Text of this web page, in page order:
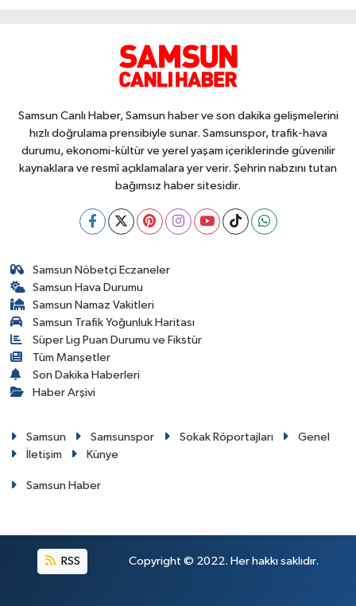
Samsun Canlı Haber, Samsun haber ve son dakika gelişmelerini
hızlı doğrulama prensibiyle sunar. Samsunspor, trafik-hava
durumu, ekonomi-kültür ve yerel yaşam içeriklerinde güvenilir
kaynaklara ve resmî açıklamalara yer verir. Şehrin nabzını tutan
bağımsız haber sitesidir.
Samsun Nöbetçi Eczaneler
Samsun Hava Durumu
Samsun Namaz Vakitleri
Samsun Trafik Yoğunluk Haritası
Süper Lig Puan Durumu ve Fikstür
Tüm Manşetler
Son Dakika Haberleri
Haber Arşivi
Samsun Samsunspor Sokak Röportajları
Genel
İletişim
Künye
Samsun Haber
RSS Copyright © 2022. Her hakkı saklıdır.